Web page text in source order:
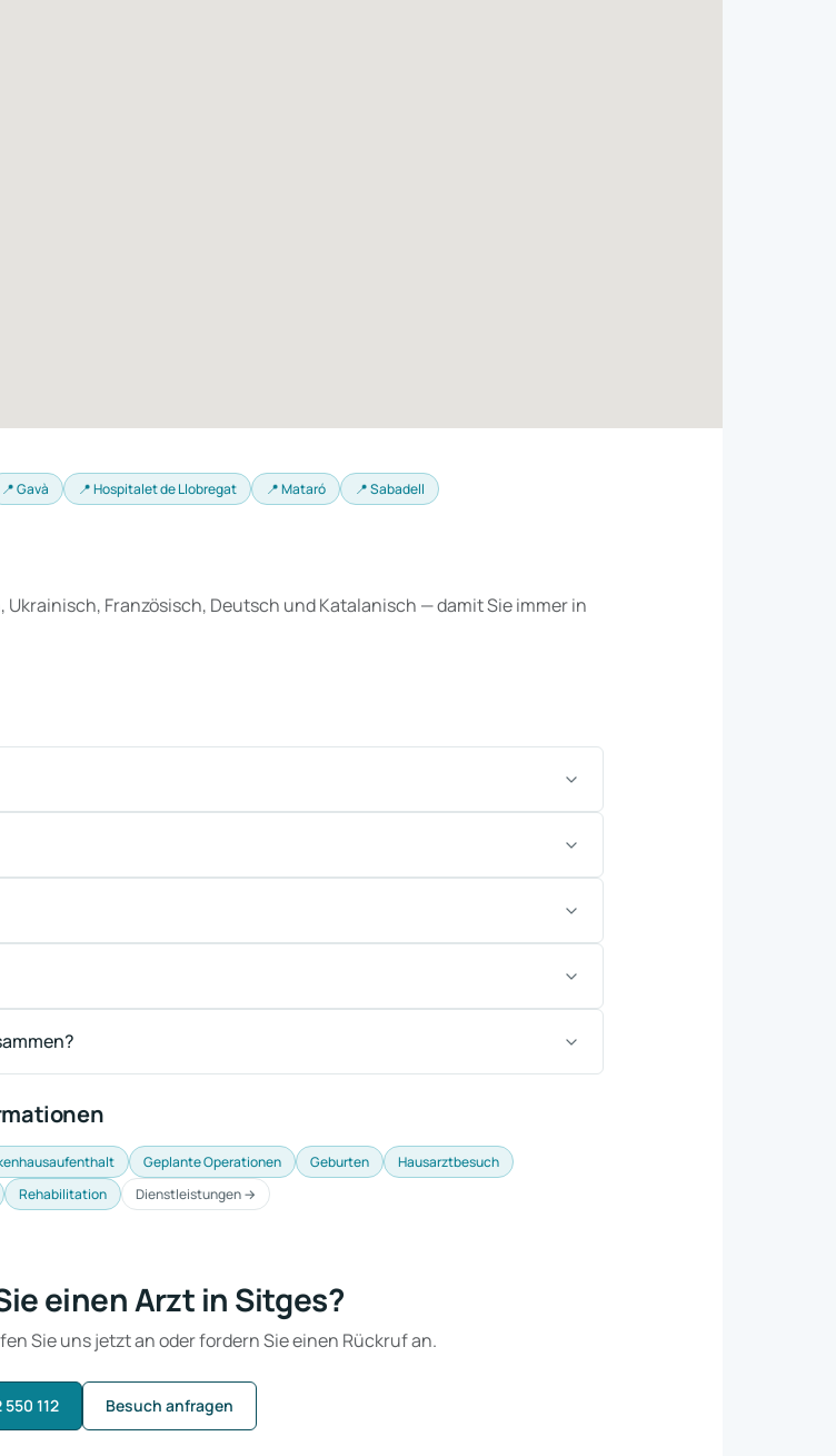
📍 Gavà 📍 Hospitalet de Llobregat 📍 Mataró
📍 Sabadell
Französisch, Deutsch und Katalanisch — damit Sie immer in
Geplante Operationen Geburten
Hausarztbesuch
Rehabilitation Dienstleistungen →
einen Arzt in Sitges?
Sie uns jetzt an oder fordern Sie einen Rückruf an.
112 Besuch anfragen